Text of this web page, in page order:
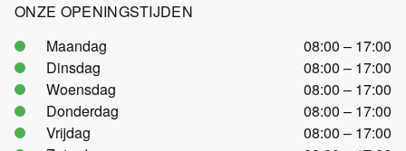
ONZE OPENINGSTIJDEN
Maandag
08:00 – 17:00
Dinsdag
08:00 – 17:00
Woensdag
08:00 – 17:00
Donderdag
08:00 – 17:00
Vrijdag
08:00 – 17:00